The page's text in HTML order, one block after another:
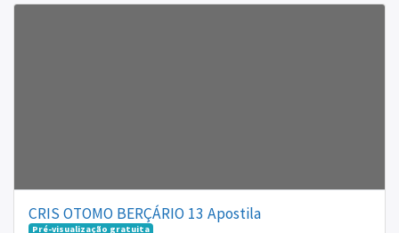
CRIS OTOMO BERÇÁRIO 13 Apostila
Pré-visualização gratuita